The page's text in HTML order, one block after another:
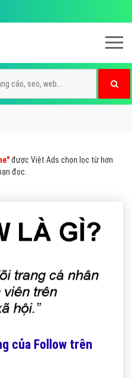
được Việt Ads chọn lọc từ hơn
đọc.
của Follow trên